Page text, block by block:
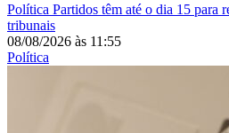
Política Partidos têm até o dia 15 para
tribunais
08/08/2026 às 11:55
Política